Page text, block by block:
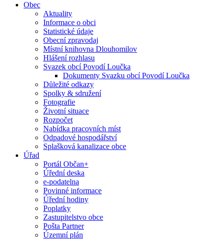
Obec
Aktuality
Informace o obci
Statistické údaje
Obecní zpravodaj
Místní knihovna Dlouhomilov
Hlášení rozhlasu
Svazek obcí Povodí Loučka
Dokumenty Svazku obcí Povodí Loučka
Důležité odkazy
Spolky & sdružení
Fotografie
Životní situace
Rozpočet
Nabídka pracovních míst
Odpadové hospodářství
Splašková kanalizace obce
Úřad
Portál Občan+
Úřední deska
e-podatelna
Povinné informace
Úřední hodiny
Poplatky
Zastupitelstvo obce
Pošta Partner
Územní plán